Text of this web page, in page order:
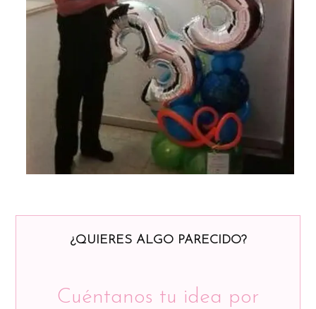
¿QUIERES ALGO PARECIDO?
Cuéntanos tu idea por